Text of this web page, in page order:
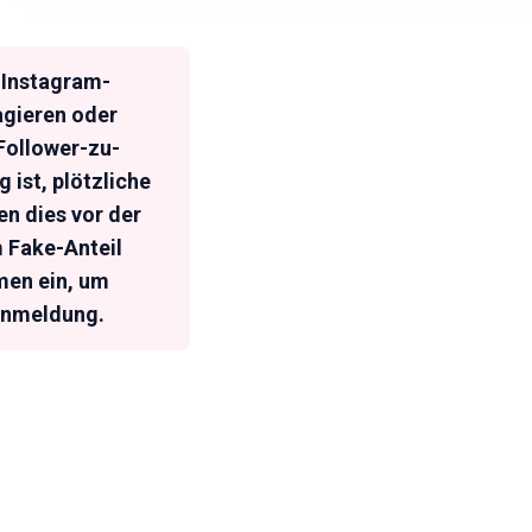
oder
zu-
ist, plötzliche
dies vor der
Anteil
ein, um